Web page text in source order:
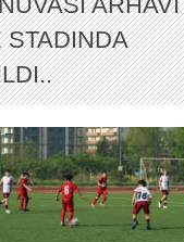
STADINDA